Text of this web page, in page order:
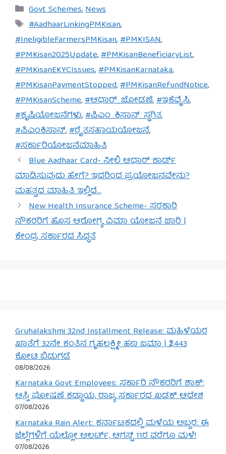
Categories
Govt Schemes,News
Tags
#AadhaarLinkingPMKisan,
#IneligibleFarmersPMKisan,#PMKISAN,
#PMKisan2025Update,#PMKisanBeneficiaryList,
#PMKisanEKYCIssues,#PMKisanKarnataka,
#PMKisanPaymentStopped,#PMKisanRefundNotice,
#PMKisanScheme,#ಆಧಾರ್_ಜೋಡಣೆ,#ಇಕೆವೈಸಿ,
#ಕೃಷಿಯೋಜನೆಗಳು,#ಪಿಎಂ_ಕಿಸಾನ್_ಸ್ಥಗಿತ,
#ಪಿಎಂಕಿಸಾನ್,#ರೈತಸಹಾಯಯೋಜನೆ,
#ಸರ್ಕಾರಿಯೋಜನೆಮಾಹಿತಿ
Blue Aadhaar Card- ನೀಲಿ ಆಧಾರ್ ಕಾರ್ಡ್
ಮಾಡಿಸುವುದು ಹೇಗೆ? ಇದರಿಂದ ಪ್ರಯೋಜನವೇನು?
ಮಹತ್ವದ ಮಾಹಿತಿ ಇಲ್ಲಿದೆ…
New Health Insurance Scheme- ಸರಕಾರಿ
ನೌಕರರಿಗೆ ಹೊಸ ಆರೋಗ್ಯ ವಿಮಾ ಯೋಜನೆ ಜಾರಿ |
ಕೇಂದ್ರ ಸರ್ಕಾರದ ಸಿದ್ಧತೆ
Gruhalakshmi 32nd Installment Release: ಮಹಿಳೆಯರ
ಖಾತೆಗೆ 32ನೇ ಕಂತಿನ ಗೃಹಲಕ್ಷ್ಮೀ ಹಣ ಜಮಾ | ₹2,443
ಕೋಟಿ ಬಿಡುಗಡೆ
08/08/2026
Karnataka Govt Employees: ಸರ್ಕಾರಿ ನೌಕರರಿಗೆ ಶಾಕ್:
ಆಸ್ತಿ ಘೋಷಣೆ ಕಡ್ಡಾಯ, ರಾಜ್ಯ ಸರ್ಕಾರದ ಖಡಕ್ ಆದೇಶ
07/08/2026
Karnataka Rain Alert: ಕರ್ನಾಟಕದಲ್ಲಿ ಮಳೆಯ ಅಬ್ಬರ: ಈ
ಜಿಲ್ಲೆಗಳಿಗೆ ಯೆಲ್ಲೋ ಅಲರ್ಟ್, ಆಗಸ್ಟ್ 11ರ ವರೆಗೂ ಮಳೆ!
07/08/2026